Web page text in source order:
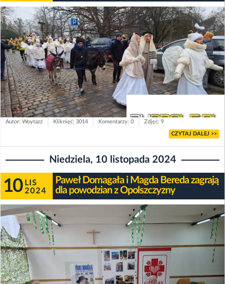
Autor: Woytazz Kliknięć: 3014 Komentarzy: 0 Zdjęć: 9
CZYTAJ DALEJ >>
Niedziela, 10 listopada 2024
10 LIS
2024
Paweł Domagała i Magda Bereda zagrają
dla powodzian z Opolszczyzny